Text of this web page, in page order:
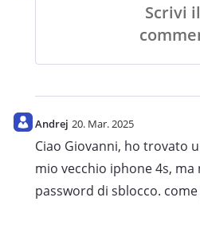
Scrivi
Andrej 20. Mar. 2025
Ciao Giovanni, ho trovato
mio vecchio iphone 4s,
password di sblocco.